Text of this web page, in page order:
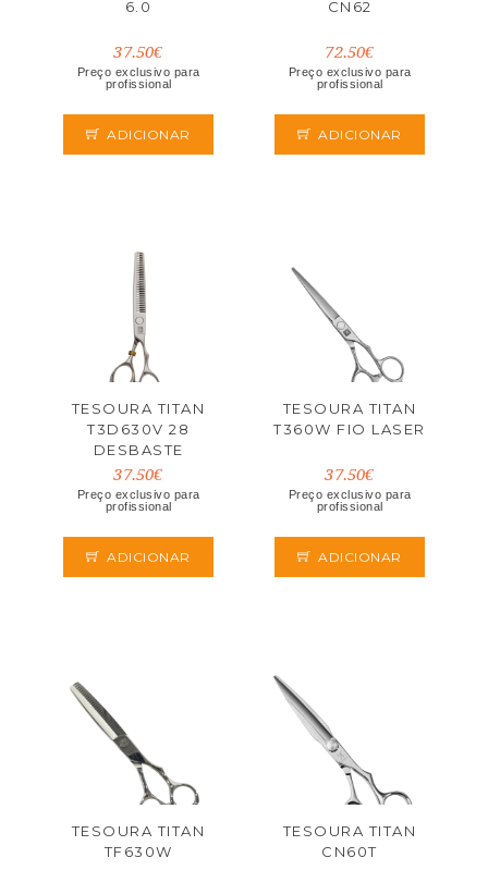
6.0
37.50€
Preço exclusivo para
profissional
ADICIONAR
CN62
72.50€
Preço exclusivo para
profissional
ADICIONAR
TESOURA TITAN
T3D630V 28
DESBASTE
37.50€
Preço exclusivo para
profissional
ADICIONAR
TESOURA TITAN
T360W FIO LASER
37.50€
Preço exclusivo para
profissional
ADICIONAR
TESOURA TITAN
TF630W
TESOURA TITAN
CN60T